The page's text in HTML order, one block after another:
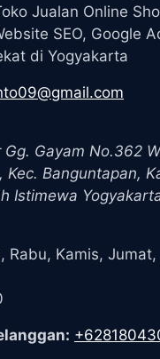
Jualan Online
SEO, Google
di Yogyakarta
Gg. Gayam No.362
Kec. Banguntapan,
Istimewa
Rabu, Kamis,